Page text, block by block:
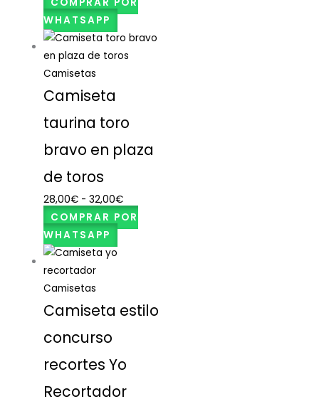
WHATSAPP
Camisetas
Camiseta
taurina toro
bravo en plaza
de toros
28,00€ - 32,00€
COMPRAR POR
WHATSAPP
Camisetas
Camiseta estilo
concurso
recortes Yo
Recortador